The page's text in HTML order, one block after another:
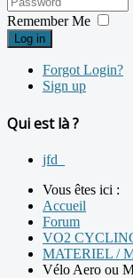
Remember Me
Log in
Forgot Login?
Sign up
Qui est là ?
jfd_
Vous êtes ici :
Accueil
Forum
VO2
MATERIEL /
Vélo Aero ou